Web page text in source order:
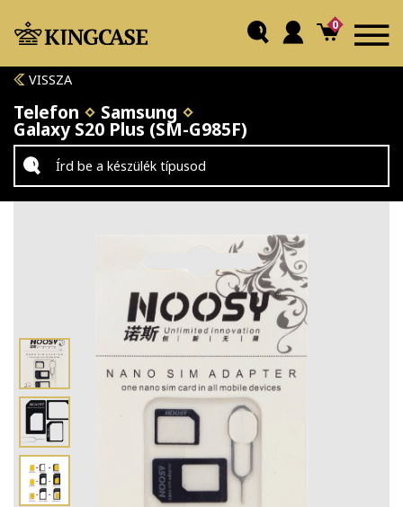
0
VISSZA
Telefon Samsung
Galaxy S20 Plus (SM-G985F)